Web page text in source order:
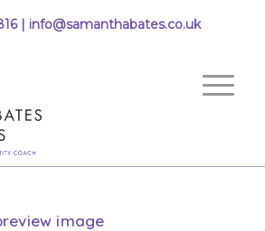
| info@samanthabates.co.uk
image